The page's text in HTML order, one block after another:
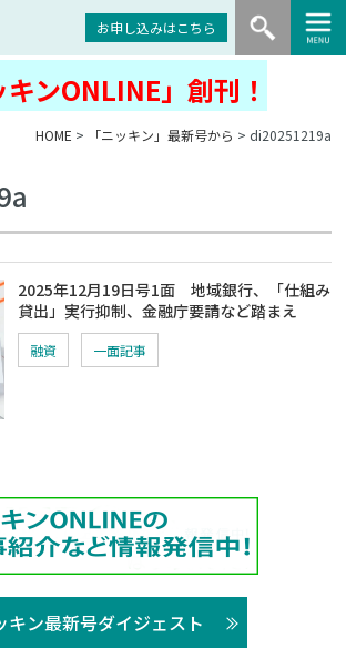
お申し込みはこちら
キンONLINE」創刊！
HOME > 「ニッキン」最新号から > di20251219a
2025年12月19日号1面 地域銀行、「仕組み
貸出」実行抑制、金融庁要請など踏まえ
融資 一面記事
キン最新号ダイジェスト